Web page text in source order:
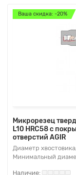
Ваша скидка: -20%
Микрорезец
L10 HRC58 с
отверстий AGIR
Диаметр
Минимальный